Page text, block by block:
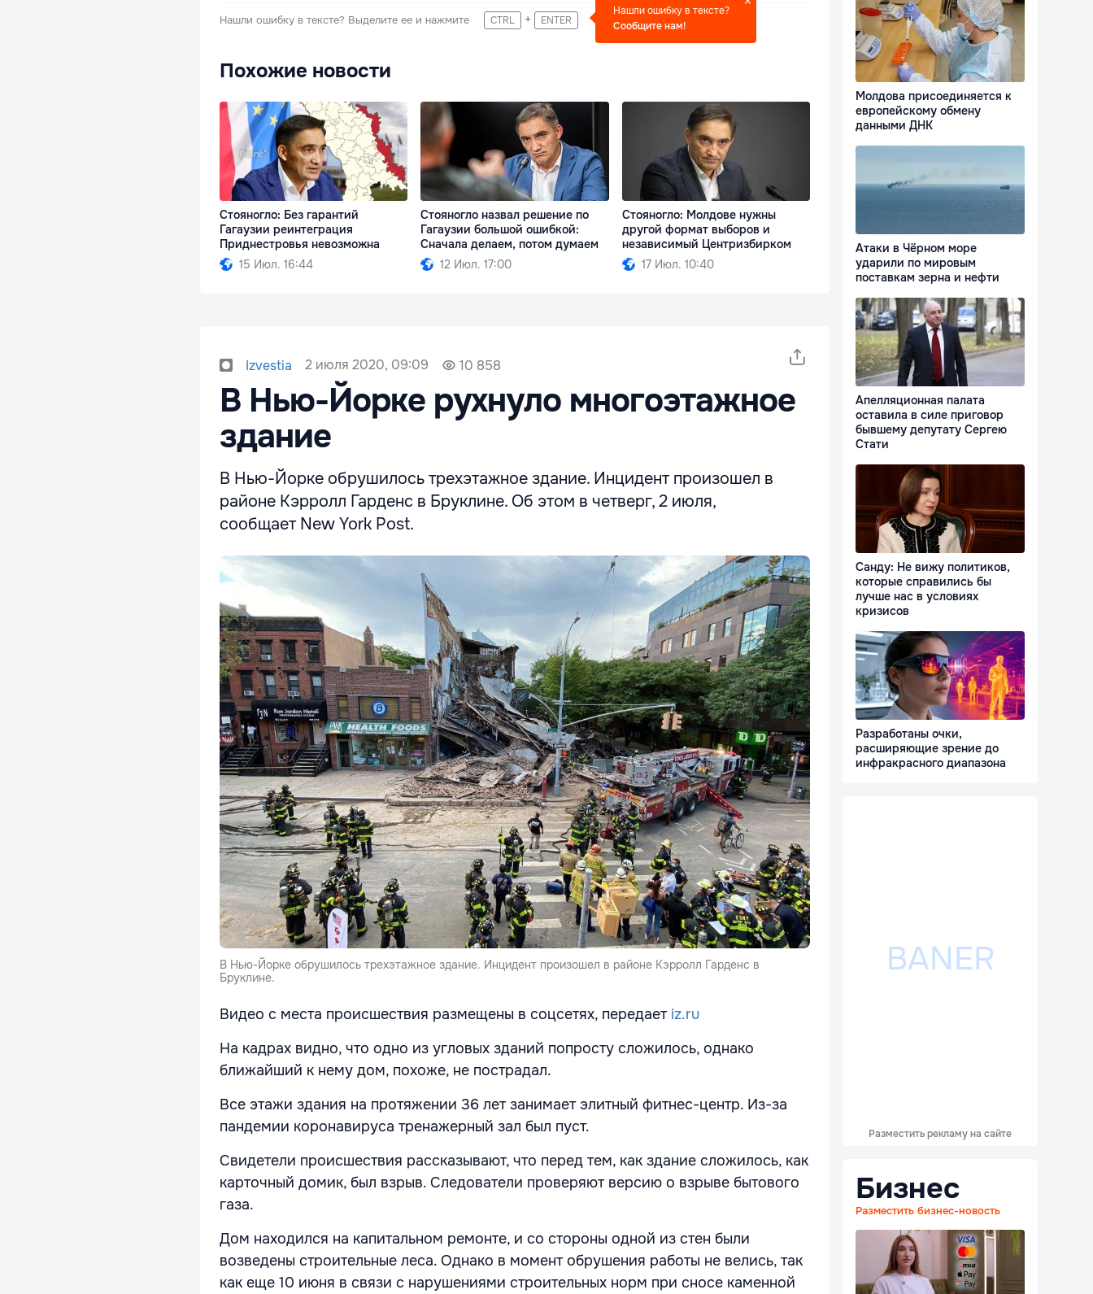
Нашли ошибку в тексте? Выделите ее и нажмите CTRL + ENTER
Нашли ошибку в тексте?
Сообщите нам!
Похожие новости
Стояногло: Без гарантий
Гагаузии реинтеграция
Приднестровья невозможна
15 Июл. 16:44
Стояногло назвал решение по
Гагаузии большой ошибкой:
Сначала делаем, потом думаем
12 Июл. 17:00
Стояногло: Молдове нужны
другой формат выборов и
независимый Центризбирком
17 Июл. 10:40
Izvestia 2 июля 2020, 09:09 10 858
В Нью-Йорке рухнуло многоэтажное
здание
В Нью-Йорке обрушилось трехэтажное здание. Инцидент произошел в
районе Кэрролл Гарденс в Бруклине. Об этом в четверг, 2 июля,
сообщает New York Post.
В Нью-Йорке обрушилось трехэтажное здание. Инцидент произошел в районе Кэрролл Гарденс в
Бруклине.
Видео с места происшествия размещены в соцсетях, передает iz.ru
На кадрах видно, что одно из угловых зданий попросту сложилось, однако
ближайший к нему дом, похоже, не пострадал.
Все этажи здания на протяжении 36 лет занимает элитный фитнес-центр. Из-за
пандемии коронавируса тренажерный зал был пуст.
Свидетели происшествия рассказывают, что перед тем, как здание сложилось, как
карточный домик, был взрыв. Следователи проверяют версию о взрыве бытового
газа.
Дом находился на капитальном ремонте, и со стороны одной из стен были
возведены строительные леса. Однако в момент обрушения работы не велись, так
как еще 10 июня в связи с нарушениями строительных норм при сносе каменной
Молдова присоединяется к
европейскому обмену
данными ДНК
Атаки в Чёрном море
ударили по мировым
поставкам зерна и нефти
Апелляционная палата
оставила в силе приговор
бывшему депутату Сергею
Стати
Санду: Не вижу политиков,
которые справились бы
лучше нас в условиях
кризисов
Разработаны очки,
расширяющие зрение до
инфракрасного диапазона
Разместить рекламу на сайте
Бизнес
Разместить бизнес-новость